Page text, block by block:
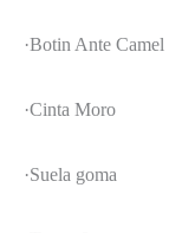
·Botin Ante Camel
·Cinta Moro
·Suela goma